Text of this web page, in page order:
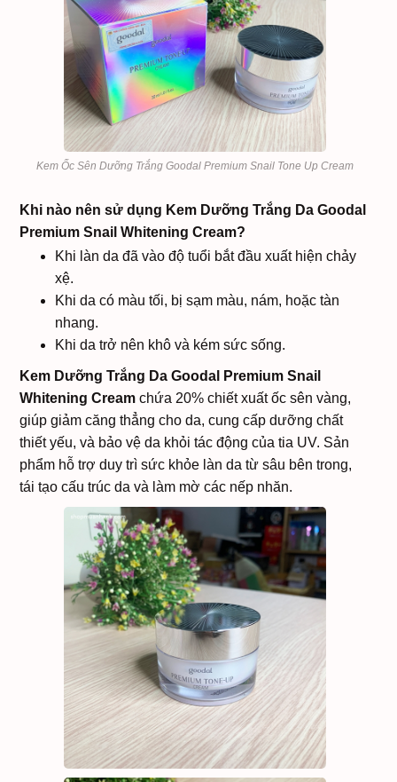
Kem Ốc Sên Dưỡng Trắng Goodal Premium Snail Tone Up Cream
Khi nào nên sử dụng Kem Dưỡng Trắng Da Goodal
Premium Snail Whitening Cream?
Khi làn da đã vào độ tuổi bắt đầu xuất hiện chảy
xệ.
Khi da có màu tối, bị sạm màu, nám, hoặc tàn
nhang.
Khi da trở nên khô và kém sức sống.
Kem Dưỡng Trắng Da Goodal Premium Snail
Whitening Cream chứa 20% chiết xuất ốc sên vàng,
giúp giảm căng thẳng cho da, cung cấp dưỡng chất
thiết yếu, và bảo vệ da khỏi tác động của tia UV. Sản
phẩm hỗ trợ duy trì sức khỏe làn da từ sâu bên trong,
tái tạo cấu trúc da và làm mờ các nếp nhăn.